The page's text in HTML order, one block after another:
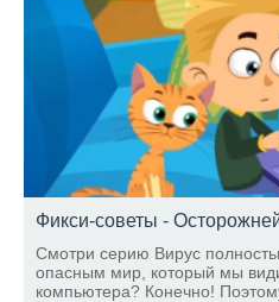
Смотри серию Вирус
опасным мир, который мы
компьютера? Конечно!